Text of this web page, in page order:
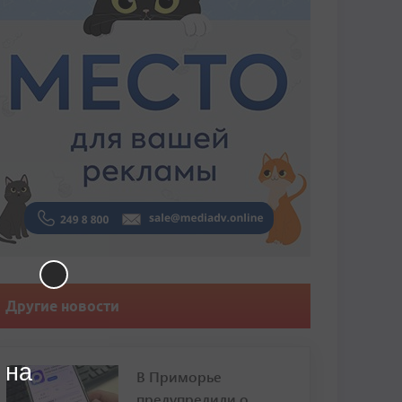
Другие новости
В Приморье